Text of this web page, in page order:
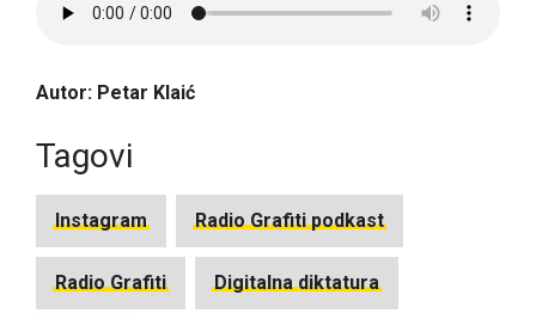
Autor: Petar Klaić
Tagovi
Instagram Radio Grafiti podkast
Radio Grafiti Digitalna diktatura